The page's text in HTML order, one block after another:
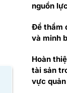
nguồn
Để thẩm
và minh
Hoàn
tài sản
vực